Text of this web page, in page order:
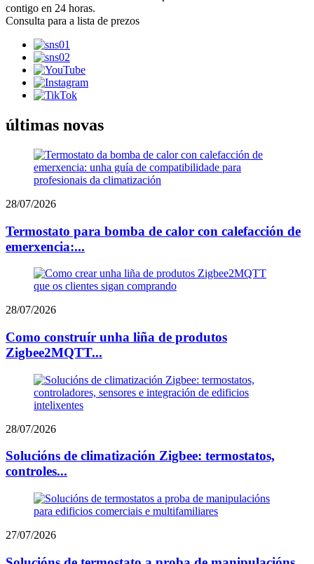
contigo en 24 horas.
Consulta para a lista de prezos
últimas novas
28/07/2026
Termostato para bomba de calor con calefacción de
emerxencia:...
28/07/2026
Como construír unha liña de produtos
Zigbee2MQTT...
28/07/2026
Solucións de climatización Zigbee: termostatos,
controles...
27/07/2026